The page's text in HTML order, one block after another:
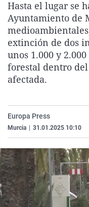
Hasta el lugar se
Ayuntamiento de
extinción de dos
unos 1.000 y
forestal dentro
afectada.
Europa Press
Murcia 31.01.2025 10:10